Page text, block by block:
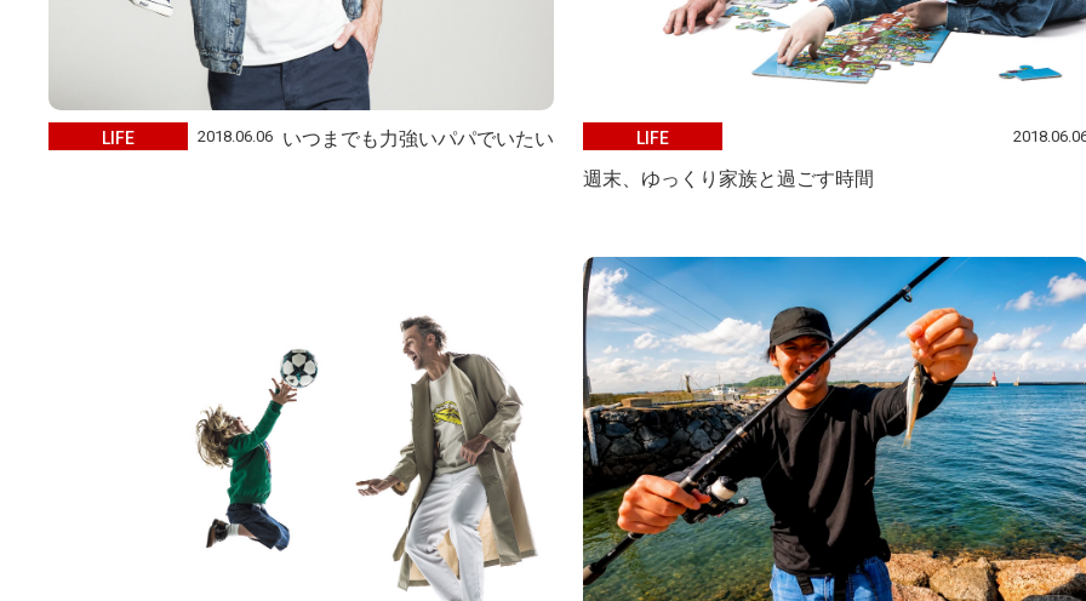
LIFE 2018.06.06 いつまでも力強いパパでいたい LIFE
週末、ゆっくり家族と過ごす時間